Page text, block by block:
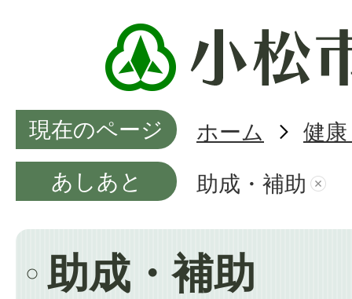
現在のページ ホーム
健
あしあと
助成・補助
助成・補助